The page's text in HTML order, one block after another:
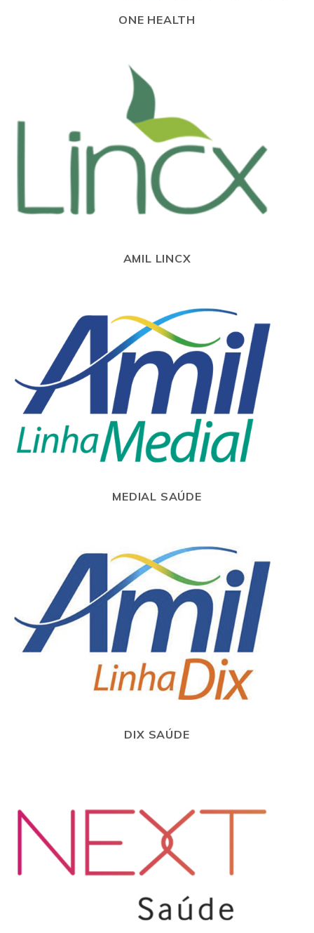
ONE HEALTH
AMIL LINCX
MEDIAL SAÚDE
DIX SAÚDE